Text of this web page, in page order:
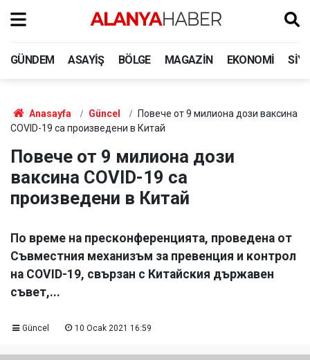
GÜNDEM ASAYIŞ BÖLGE MAGAZIN EKONOMI
Anasayfa Güncel
Повече от 9 милиона дози ваксина
COVID-19 са произведени в Китай
Повече от 9 милиона дози
ваксина COVID-19 са
произведени в Китай
По време на пресконференцията, проведена от
Съвместния механизъм за превенция и контрол
на COVID-19, свързан с Китайския държавен
съвет,...
Güncel 10 Ocak 2021 16:59